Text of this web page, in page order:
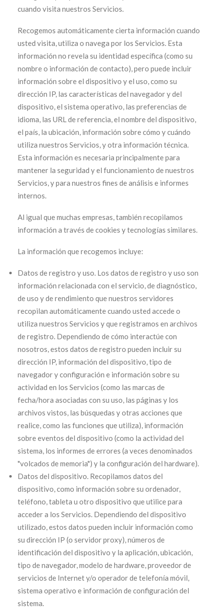
cuando visita nuestros Servicios.
Recogemos automáticamente cierta información cuando
usted visita, utiliza o navega por los Servicios. Esta
información no revela su identidad específica (como su
nombre o información de contacto), pero puede incluir
información sobre el dispositivo y el uso, como su
dirección IP, las características del navegador y del
dispositivo, el sistema operativo, las preferencias de
idioma, las URL de referencia, el nombre del dispositivo,
el país, la ubicación, información sobre cómo y cuándo
utiliza nuestros Servicios, y otra información técnica.
Esta información es necesaria principalmente para
mantener la seguridad y el funcionamiento de nuestros
Servicios, y para nuestros fines de análisis e informes
internos.
Al igual que muchas empresas, también recopilamos
información a través de cookies y tecnologías similares.
La información que recogemos incluye:
Datos de registro y uso. Los datos de registro y uso son
información relacionada con el servicio, de diagnóstico,
de uso y de rendimiento que nuestros servidores
recopilan automáticamente cuando usted accede o
utiliza nuestros Servicios y que registramos en archivos
de registro. Dependiendo de cómo interactúe con
nosotros, estos datos de registro pueden incluir su
dirección IP, información del dispositivo, tipo de
navegador y configuración e información sobre su
actividad en los Servicios (como las marcas de
fecha/hora asociadas con su uso, las páginas y los
archivos vistos, las búsquedas y otras acciones que
realice, como las funciones que utiliza), información
sobre eventos del dispositivo (como la actividad del
sistema, los informes de errores (a veces denominados
"volcados de memoria") y la configuración del hardware).
Datos del dispositivo. Recopilamos datos del
dispositivo, como información sobre su ordenador,
teléfono, tableta u otro dispositivo que utilice para
acceder a los Servicios. Dependiendo del dispositivo
utilizado, estos datos pueden incluir información como
su dirección IP (o servidor proxy), números de
identificación del dispositivo y la aplicación, ubicación,
tipo de navegador, modelo de hardware, proveedor de
servicios de Internet y/o operador de telefonía móvil,
sistema operativo e información de configuración del
sistema.